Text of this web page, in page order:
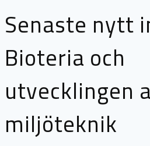
Senaste nytt
Bioteria och
utvecklingen
miljöteknik